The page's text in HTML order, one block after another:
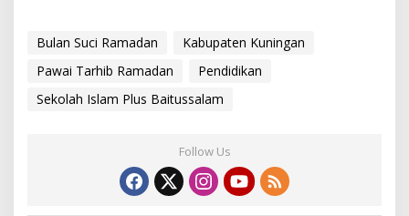
Bulan Suci Ramadan
Kabupaten Kuningan
Pawai Tarhib Ramadan
Pendidikan
Sekolah Islam Plus Baitussalam
Follow Us